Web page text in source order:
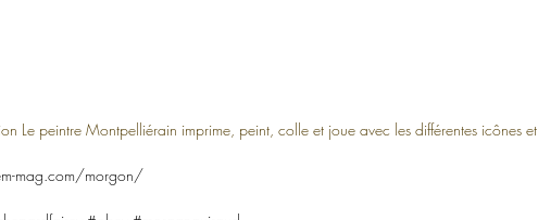
Le peintre Montpelliérain imprime, peint, colle et joue avec les différentes icônes et
mag.com/morgon/